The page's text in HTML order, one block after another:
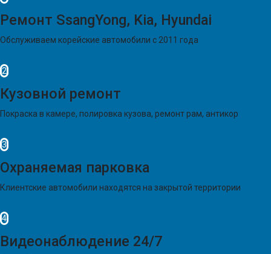
Ремонт SsangYong, Kia, Hyundai
Обслуживаем корейские автомобили с 2011 года
2
Кузовной ремонт
Покраска в камере, полировка кузова, ремонт рам, антикор
3
Охраняемая парковка
Клиентские автомобили находятся на закрытой территории
4
Видеонаблюдение 24/7